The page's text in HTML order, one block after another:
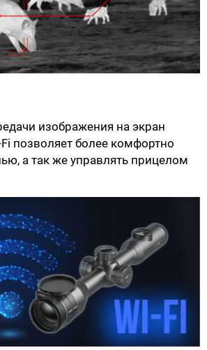
изображения на экран
позволяет более комфортно
а так же управлять прицелом